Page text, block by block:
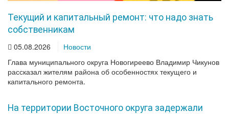
Текущий и капитальный ремонт: что надо знать
собственникам
05.08.2026
Новости
Глава муниципального округа Новогиреево Владимир Чикунов
рассказал жителям района об особенностях текущего и
капитального ремонта.
На территории Восточного округа задержали